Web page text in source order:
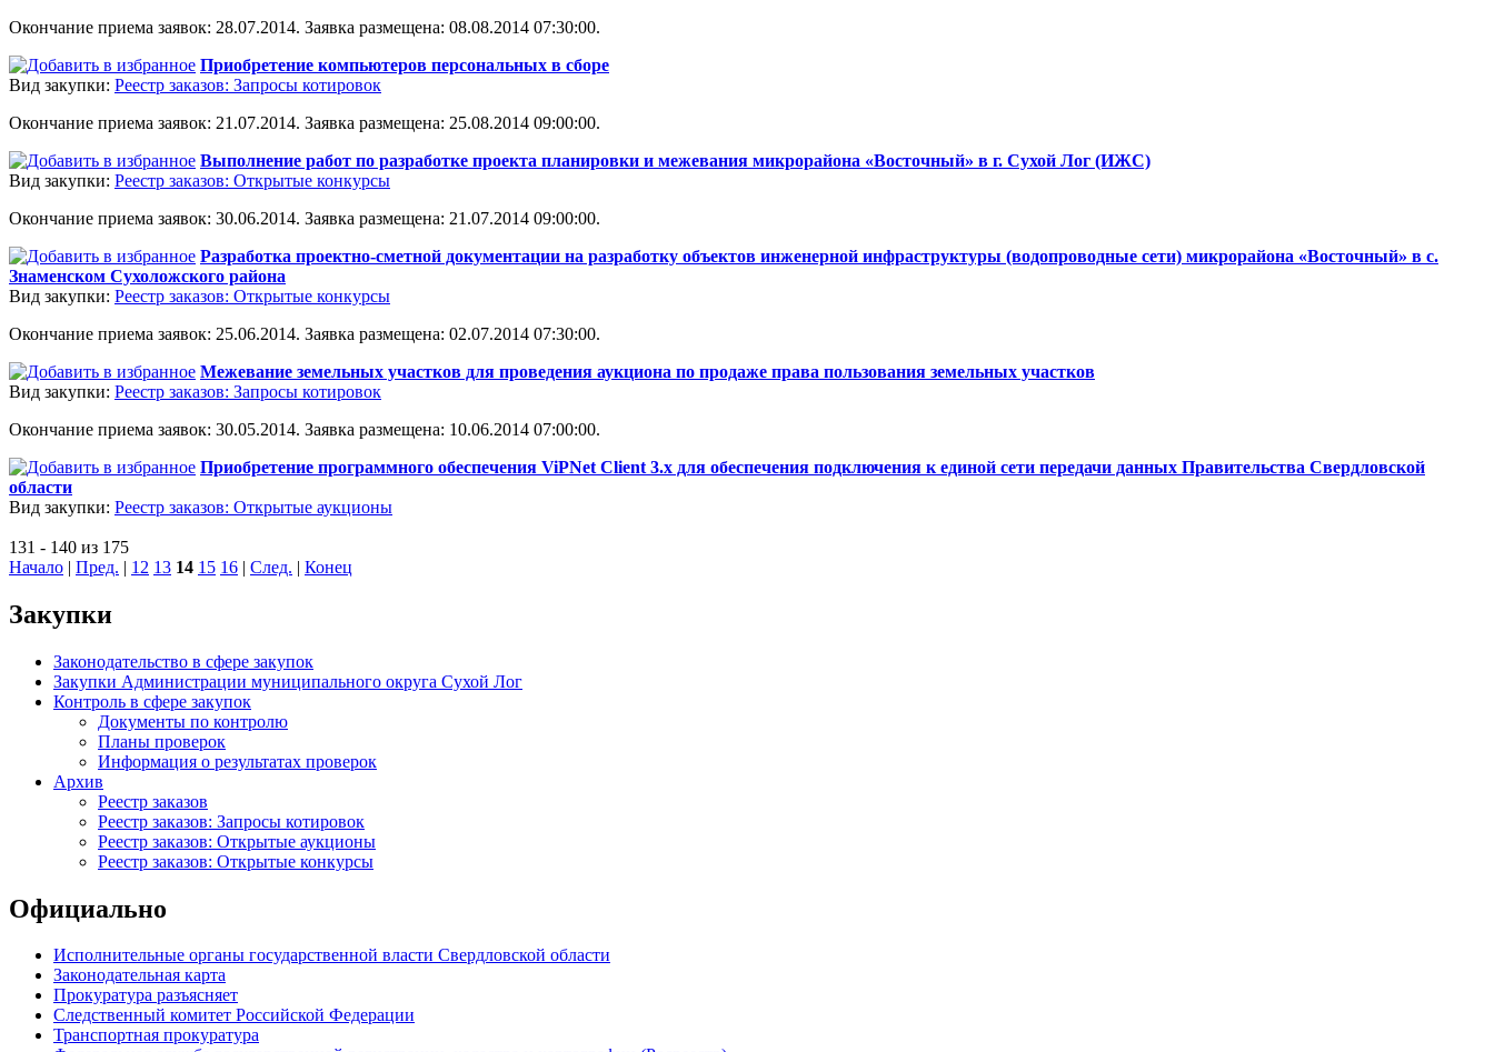
Окончание приема заявок: 28.07.2014. Заявка размещена: 08.08.2014 07:30:00.
Приобретение компьютеров персональных в сборе
Вид закупки: Реестр заказов: Запросы котировок
Окончание приема заявок: 21.07.2014. Заявка размещена: 25.08.2014 09:00:00.
Выполнение работ по разработке проекта планировки и межевания микрорайона «Восточный» в г. Сухой Лог (ИЖС)
Вид закупки: Реестр заказов: Открытые конкурсы
Окончание приема заявок: 30.06.2014. Заявка размещена: 21.07.2014 09:00:00.
Разработка проектно-сметной документации на разработку объектов инженерной инфраструктуры (водопроводные сети) микрорайона «Восточный» в с.
Знаменском Сухоложского района
Вид закупки: Реестр заказов: Открытые конкурсы
Окончание приема заявок: 25.06.2014. Заявка размещена: 02.07.2014 07:30:00.
Межевание земельных участков для проведения аукциона по продаже права пользования земельных участков
Вид закупки: Реестр заказов: Запросы котировок
Окончание приема заявок: 30.05.2014. Заявка размещена: 10.06.2014 07:00:00.
Приобретение программного обеспечения ViPNet Client 3.x для обеспечения подключения к единой сети передачи данных Правительства Свердловской
области
Вид закупки: Реестр заказов: Открытые аукционы
131 - 140 из 175
Начало | Пред. | 12 13 14 15 16 | След. | Конец
Закупки
Законодательство в сфере закупок
Закупки Администрации муниципального округа Сухой Лог
Контроль в сфере закупок
Документы по контролю
Планы проверок
Информация о результатах проверок
Архив
Реестр заказов
Реестр заказов: Запросы котировок
Реестр заказов: Открытые аукционы
Реестр заказов: Открытые конкурсы
Официально
Исполнительные органы государственной власти Свердловской области
Законодательная карта
Прокуратура разъясняет
Следственный комитет Российской Федерации
Транспортная прокуратура